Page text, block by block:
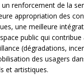
renforcement de la
appropriation des
une meilleure
public qui
(dégradations,
des usagers
et artistiques.